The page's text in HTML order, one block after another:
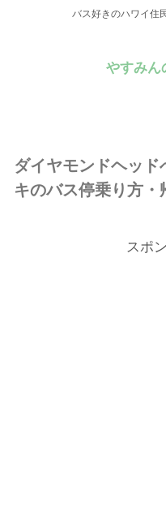
バス好きのハワイ住
やすみん
ダイヤモンドヘッ
キのバス停乗り方・
スポ